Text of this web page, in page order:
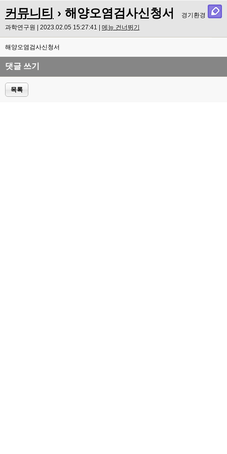
커뮤니티 › 해양오염검사신청서
경기환경
과학연구원 | 2023.02.05 15:27:41 | 메뉴 건너뛰기
해양오염검사신청서
댓글 쓰기
목록